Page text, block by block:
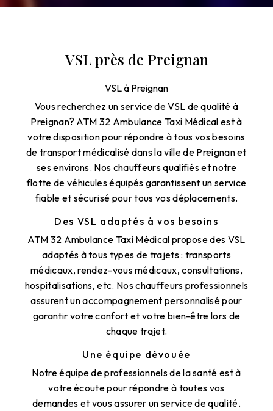
VSL près de Preignan
VSL à Preignan
Vous recherchez un service de VSL de qualité à
Preignan? ATM 32 Ambulance Taxi Médical est à
votre disposition pour répondre à tous vos besoins
de transport médicalisé dans la ville de Preignan et
ses environs. Nos chauffeurs qualifiés et notre
flotte de véhicules équipés garantissent un service
fiable et sécurisé pour tous vos déplacements.
Des VSL adaptés à vos besoins
ATM 32 Ambulance Taxi Médical propose des VSL
adaptés à tous types de trajets : transports
médicaux, rendez-vous médicaux, consultations,
hospitalisations, etc. Nos chauffeurs professionnels
assurent un accompagnement personnalisé pour
garantir votre confort et votre bien-être lors de
chaque trajet.
Une équipe dévouée
Notre équipe de professionnels de la santé est à
votre écoute pour répondre à toutes vos
demandes et vous assurer un service de qualité.